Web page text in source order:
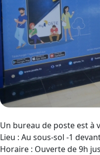
Un bureau de poste est à
Lieu : Au sous-sol -1
Horaire : Ouverte de 9h